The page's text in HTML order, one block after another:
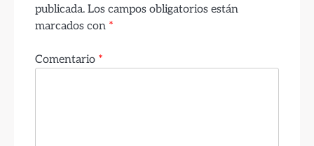
publicada. Los campos obligatorios están
marcados con *
Comentario *